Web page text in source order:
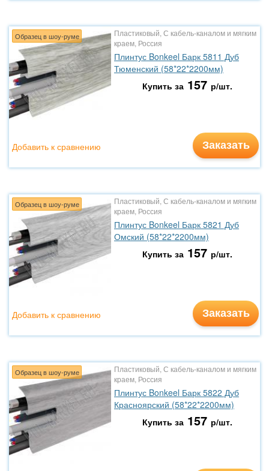
Образец в шоу-руме
Пластиковый, С кабель-каналом и мягким
краем, Россия
Плинтус Bonkeel Барк 5811 Дуб
Тюменский (58*22*2200мм)
Купить за 157 р/шт.
Заказать
Добавить к сравнению
Образец в шоу-руме
Пластиковый, С кабель-каналом и мягким
краем, Россия
Плинтус Bonkeel Барк 5821 Дуб
Омский (58*22*2200мм)
Купить за 157 р/шт.
Заказать
Добавить к сравнению
Образец в шоу-руме
Пластиковый, С кабель-каналом и мягким
краем, Россия
Плинтус Bonkeel Барк 5822 Дуб
Красноярский (58*22*2200мм)
Купить за 157 р/шт.